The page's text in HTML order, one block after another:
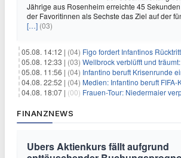
Jährige aus Rosenheim erreichte 45
der Favoritinnen als Sechste das Ziel auf der
[…] (03)
05.08. 14:12 | (04) Figo fordert Infantinos Rücktritt:
05.08. 12:33 | (03) Wellbrock verblüfft und träumt:
05.08. 11:56 | (04) Infantino beruft Krisenrunde ein -
04.08. 22:52 | (04) Medien: Infantino beruft FIFA-
04.08. 18:07 | (00) Frauen-Tour: Niedermaier verpasst
FINANZNEWS
Ubers Aktienkurs fällt aufgrund